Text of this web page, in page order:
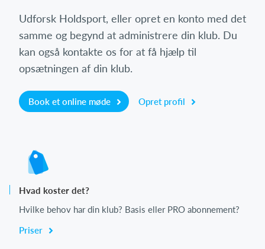
Udforsk Holdsport, eller opret en konto med det
samme og begynd at administrere din klub. Du
kan også kontakte os for at få hjælp til
opsætningen af din klub.
Book et online møde Opret profil
Hvad koster det?
Hvilke behov har din klub? Basis eller PRO abonnement?
Priser